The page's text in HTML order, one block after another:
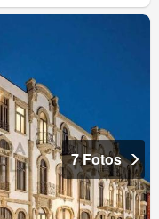
7 Fotos